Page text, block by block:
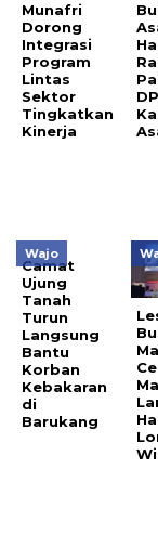
Munafri
Dorong
Integrasi
Program
Lintas
Sektor
Tingkatkan
Kinerja
Wajo
Camat
Ujung
Tanah
Turun
Langsung
Bantu
Korban
Kebakaran
di
Barukang